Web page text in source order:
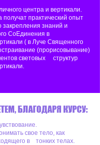
центра и вертикали.
получат практический опыт
закрепления знаний и
СоЕдинения в
( в Луче Священного
(прорисовывание)
световых структур
БЛАГОДАРЯ КУРСУ:
свое тело, как
в тонких телах.